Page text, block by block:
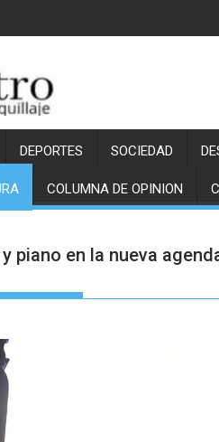
DEPORTES SOCIEDAD
COLUMNA DE OPINION
piano en la nueva